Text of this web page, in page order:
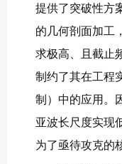
提供了突破性方
的几何剖面加工
求极高、且截止
制约了其在工程
制）中的应用。
亚波长尺度实现
为了亟待攻克的